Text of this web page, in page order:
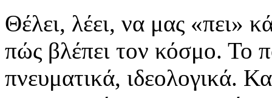
Θέλει, λέει, να μας «πει»
πώς βλέπει τον κόσμο. Το
πνευματικά, ιδεολογικά.